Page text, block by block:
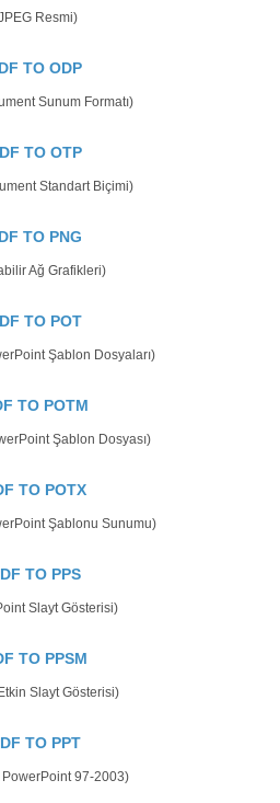
Resmi)
TO ODP
Sunum Formatı)
TO OTP
Standart Biçimi)
TO PNG
Ağ Grafikleri)
TO POT
Şablon Dosyaları)
TO POTM
Şablon Dosyası)
TO POTX
Şablonu Sunumu)
TO PPS
Slayt Gösterisi)
TO PPSM
Slayt Gösterisi)
TO PPT
97-2003)